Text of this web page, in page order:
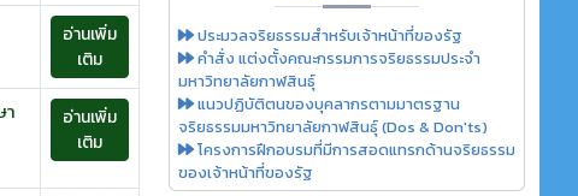
อ่านเพิ่ม
เติม
อ่านเพิ่ม
เติม
ประมวลจริยธรรมสำหรับเจ้าหน้าที่ของรัฐ
คำสั่ง แต่งตั้งคณะกรรมการจริยธรรมประจำ
มหาวิทยาลัยกาฬสินธุ์
แนวปฏิบัติตนของบุคลากรตามมาตรฐาน
จริยธรรมมหาวิทยาลัยกาฬสินธุ์ (Dos & Don'ts)
โครงการฝึกอบรมที่มีการสอดแทรกด้านจริยธรรม
ของเจ้าหน้าที่ของรัฐ